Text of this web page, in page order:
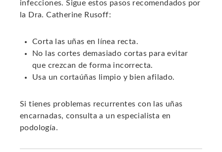
infecciones. Sigue estos pasos recomendados por
la Dra. Catherine Rusoff:
Corta las uñas en línea recta.
No las cortes demasiado cortas para evitar
que crezcan de forma incorrecta.
Usa un cortaúñas limpio y bien afilado.
Si tienes problemas recurrentes con las uñas
encarnadas, consulta a un especialista en
podología.